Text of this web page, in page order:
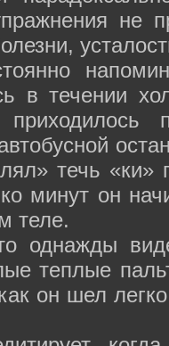
не
в течении
течь «ки»
минут он
теле.
однажды
теплые
он шел